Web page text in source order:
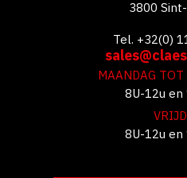
3800
Tel. +32(0)
MAANDAG TOT
8U-12u en
8U-12u en